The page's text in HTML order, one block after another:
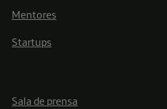
Mentores
Startups
Sala de prensa